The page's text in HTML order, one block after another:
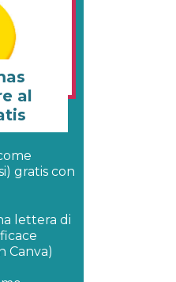
al
gratis con
lettera di
Canva)